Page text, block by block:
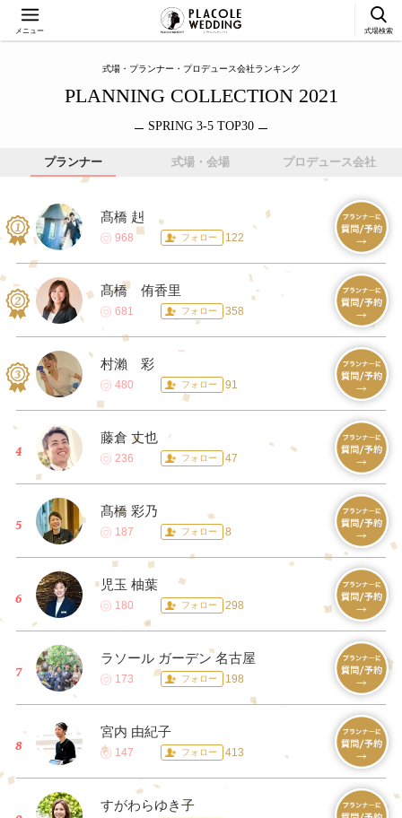
メニュー 式場検索
式場・プランナー・プロデュース会社ランキング
PLANNING COLLECTION 2021
SPRING 3-5 TOP30
プランナー 式場・会場 プロデュース会社
髙橋 赳
968 フォロー 122
髙橋 侑香里
681 フォロー 358
村瀨 彩
480 フォロー 91
藤倉 丈也
236 フォロー 47
髙橋 彩乃
187 フォロー 8
児玉 柚葉
180 フォロー 298
ラソール ガーデン 名古屋
173 フォロー 198
宮内 由紀子
147 フォロー 413
すがわらゆき子